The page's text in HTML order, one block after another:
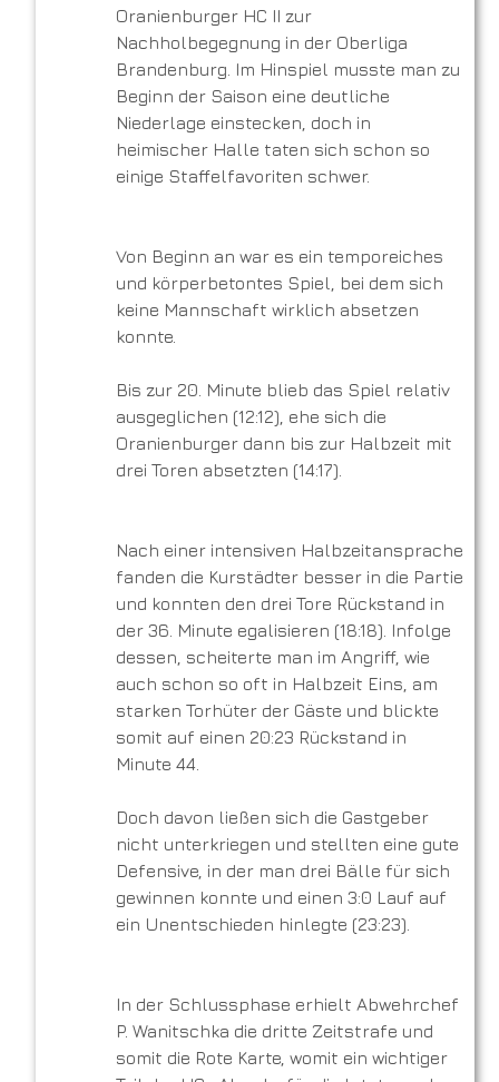
Oranienburger HC II zur
Nachholbegegnung in der Oberliga
Brandenburg. Im Hinspiel musste man zu
Beginn der Saison eine deutliche
Niederlage einstecken, doch in
heimischer Halle taten sich schon so
einige Staffelfavoriten schwer.
Von Beginn an war es ein temporeiches
und körperbetontes Spiel, bei dem sich
keine Mannschaft wirklich absetzen
konnte.
Bis zur 20. Minute blieb das Spiel relativ
ausgeglichen (12:12), ehe sich die
Oranienburger dann bis zur Halbzeit mit
drei Toren absetzten (14:17).
Nach einer intensiven Halbzeitansprache
fanden die Kurstädter besser in die Partie
und konnten den drei Tore Rückstand in
der 36. Minute egalisieren (18:18). Infolge
dessen, scheiterte man im Angriff, wie
auch schon so oft in Halbzeit Eins, am
starken Torhüter der Gäste und blickte
somit auf einen 20:23 Rückstand in
Minute 44.
Doch davon ließen sich die Gastgeber
nicht unterkriegen und stellten eine gute
Defensive, in der man drei Bälle für sich
gewinnen konnte und einen 3:0 Lauf auf
ein Unentschieden hinlegte (23:23).
In der Schlussphase erhielt Abwehrchef
P. Wanitschka die dritte Zeitstrafe und
somit die Rote Karte, womit ein wichtiger